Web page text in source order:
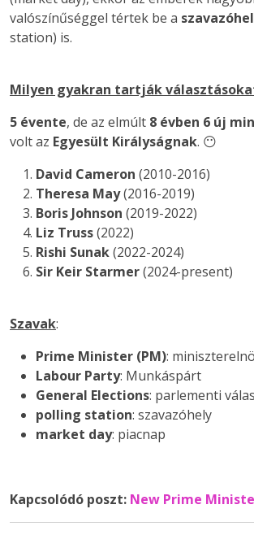
valószínűséggel tértek be a
station) is.
Milyen gyakran tartják
5 évente, de az elmúlt 8 évben 6 új
volt az Egyesült Királyságnak. 😶
David Cameron (2010-2016)
Theresa May(2016-2019)
Boris Johnson (2019-2022)
Liz Truss(2022)
Rishi Sunak(2022-2024)
Sir Keir Starmer(2024-present)
Szavak:
Prime Minister (PM):
Labour Party: Munkáspárt
General Elections: parlementi
polling station: szavazóhely
market day: piacnap
Kapcsolódó poszt: New Prime